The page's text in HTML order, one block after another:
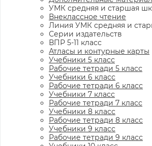
УМК средняя и старшая
Внеклассное чтение
Линия УМК средняя и
Серии издательств
ВПР 5-11 класс
Атласы и контурные карты
Учебники 5 класс
Рабочие тетради 5 класс
Учебники 6 класс
Рабочие тетради 6 класс
Учебники 7 класс
Рабочие тетради 7 класс
Учебники 8 класс
Рабочие тетради 8 класс
Учебники 9 класс
Рабочие тетради 9 класс